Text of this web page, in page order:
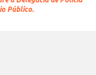
Público.